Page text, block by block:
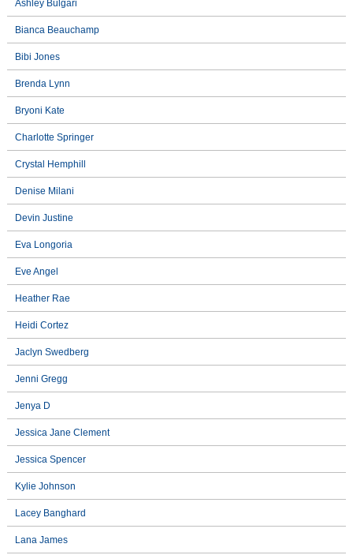
Ashley Bulgari
Bianca Beauchamp
Bibi Jones
Brenda Lynn
Bryoni Kate
Charlotte Springer
Crystal Hemphill
Denise Milani
Devin Justine
Eva Longoria
Eve Angel
Heather Rae
Heidi Cortez
Jaclyn Swedberg
Jenni Gregg
Jenya D
Jessica Jane Clement
Jessica Spencer
Kylie Johnson
Lacey Banghard
Lana James